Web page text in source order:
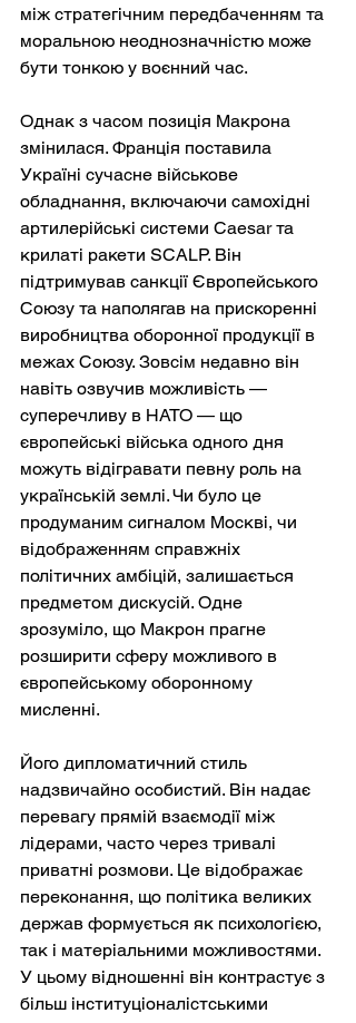
між стратегічним передбаченням та
моральною неоднозначністю може
бути тонкою у воєнний час.
Однак з часом позиція Макрона
змінилася. Франція поставила
Україні сучасне військове
обладнання, включаючи самохідні
артилерійські системи Caesar та
крилаті ракети SCALP. Він
підтримував санкції Європейського
Союзу та наполягав на прискоренні
виробництва оборонної продукції в
межах Союзу. Зовсім недавно він
навіть озвучив можливість —
суперечливу в НАТО — що
європейські війська одного дня
можуть відігравати певну роль на
українській землі. Чи було це
продуманим сигналом Москві, чи
відображенням справжніх
політичних амбіцій, залишається
предметом дискусій. Одне
зрозуміло, що Макрон прагне
розширити сферу можливого в
європейському оборонному
мисленні.
Його дипломатичний стиль
надзвичайно особистий. Він надає
перевагу прямій взаємодії між
лідерами, часто через тривалі
приватні розмови. Це відображає
переконання, що політика великих
держав формується як психологією,
так і матеріальними можливостями.
У цьому відношенні він контрастує з
більш інституціоналістськими